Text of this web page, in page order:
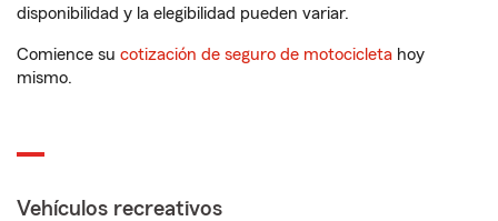
disponibilidad y la elegibilidad pueden variar.
Comience su cotización de seguro de motocicleta hoy
mismo.
Vehículos recreativos